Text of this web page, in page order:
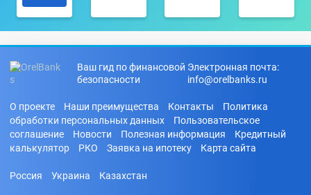
Ваш гид по финансовой
безопасности
Электронная почта:
info@orelbanks.ru
О проекте Наши преимущества Контакты
Политика
обработки персональных данных
Пользовательское
соглашение
Новости Полезная информация
Кредитный
калькулятор
РКО Заявка на ипотеку Карта сайта
Россия Украина Казахстан